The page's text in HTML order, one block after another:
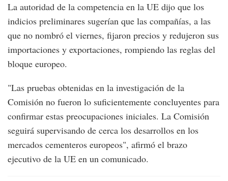
La autoridad de la competencia en la UE dijo que los
indicios preliminares sugerían que las compañías, a las
que no nombró el viernes, fijaron precios y redujeron sus
importaciones y exportaciones, rompiendo las reglas del
bloque europeo.
"Las pruebas obtenidas en la investigación de la
Comisión no fueron lo suficientemente concluyentes para
confirmar estas preocupaciones iniciales. La Comisión
seguirá supervisando de cerca los desarrollos en los
mercados cementeros europeos", afirmó el brazo
ejecutivo de la UE en un comunicado.